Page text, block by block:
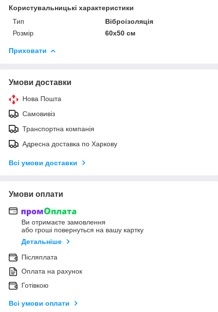
Користувальницькі характеристики
Тип
Віброізоляція
Розмір
60х50 см
Приховати
Умови доставки
Нова Пошта
Самовивіз
Транспортна компанія
Адресна доставка по Харкову
Всі умови доставки
Умови оплати
Ви отримаєте замовлення
або гроші повернуться на вашу картку
Детальніше
Післяплата
Оплата на рахунок
Готівкою
Всі умови оплати